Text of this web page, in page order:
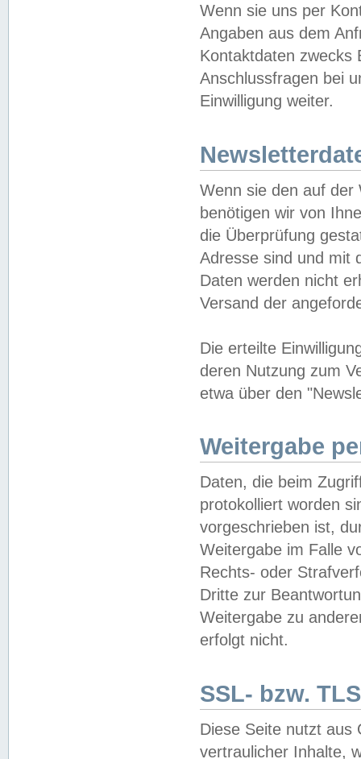
Wenn sie uns per
Angaben aus dem
Kontaktdaten zwecks
Anschlussfragen bei
Einwilligung weiter.
Wenn sie den auf der
benötigen wir von
die Überprüfung
Adresse sind und mit
Daten werden nicht
Versand der
Die erteilte
deren Nutzung zum
etwa über den
Weitergabe
Daten, die beim
protokolliert worden
vorgeschrieben ist,
Weitergabe im Falle
Rechts- oder
Dritte zur
Weitergabe zu
erfolgt nicht.
SSL- bzw.
Diese Seite nutzt aus
vertraulicher Inhalte,